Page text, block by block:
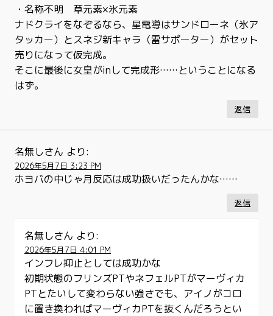
・名称不明 草元素×氷元素
ナドクライをなぞるなら、星電導はサンドローネ（氷ア
タッカー）とスネジ新キャラ（雷サポーター）がセット
売りになって仮完成。
そこに最後に女皇がinして完成形……ということになる
はず。
返信
名無しさん より:
2026年5月7日 3:23 PM
ホヨバの中じゃ月反応は成功扱いだったんかな……
返信
名無しさん より:
2026年5月7日 4:01 PM
インフレ抑止としては成功かな
初期状態のフリンズPTやネフェルPTがマーヴィカ
PTとたいして変わらない強さでも、アイノがコロ
に置き換わればマーヴィカPTを抜くんだろうとい